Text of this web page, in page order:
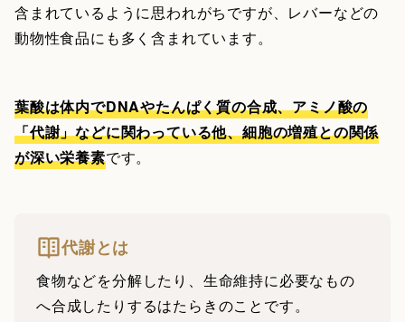
含まれているように思われがちですが、レバーなどの
動物性食品にも多く含まれています。
葉酸は体内でDNAやたんぱく質の合成、アミノ酸の
「代謝」などに関わっている他、細胞の増殖との関係
が深い栄養素です。
代謝とは
食物などを分解したり、生命維持に必要なもの
へ合成したりするはたらきのことです。